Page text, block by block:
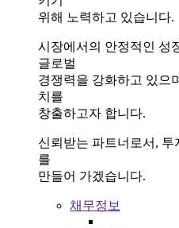
위해 노력하고 있습니다.
시장에서의 안정적인 성
글로벌
경쟁력을 강화하고 있으
치를
창출하고자 합니다.
신뢰받는 파트너로서, 투
를
만들어 가겠습니다.
채무정보